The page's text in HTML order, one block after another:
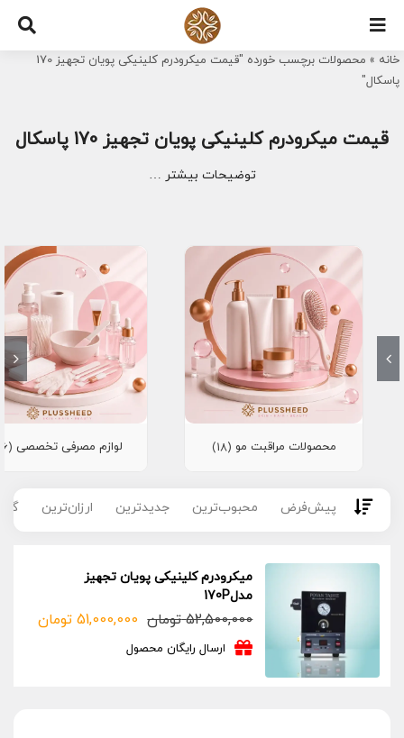
Skip
content
خانه »
محصولات برچسب خورده "قیمت میکرودرم کلینیکی پویان تجهیز 170
پاسکال"
قیمت میکرودرم کلینیکی پویان تجهیز 170 پاسکال
توضیحات بیشتر …
محصولات مراقبت مو (18) لوازم مصرفی تخصصی (16)
پیش‌فرض محبوب‌ترین جدیدترین ارزان‌ترین
میکرودرم کلینیکی پویان تجهیز
مدل170P
52,500,000 تومان
قیمت
اصلی:
51,000,000 تومان
قیمت
فعلی:ارسال رایگان محصول